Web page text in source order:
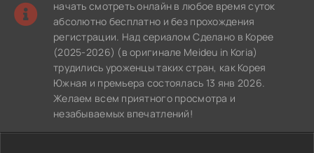
начать смотреть онлайн в любое время суток
абсолютно бесплатно и без прохождения
регистрации. Над сериалом Сделано в Корее
(2025-2026) (в оригинале Meideu in Koria)
трудились уроженцы таких стран, как Корея
Южная и премьера состоялась 13 янв 2026.
Желаем всем приятного просмотра и
незабываемых впечатлений!